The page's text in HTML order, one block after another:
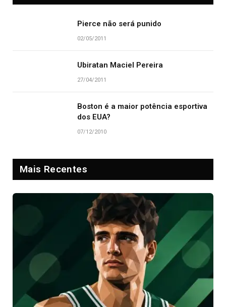
Pierce não será punido
02/05/2011
Ubiratan Maciel Pereira
27/04/2011
Boston é a maior potência esportiva
dos EUA?
07/12/2010
Mais Recentes